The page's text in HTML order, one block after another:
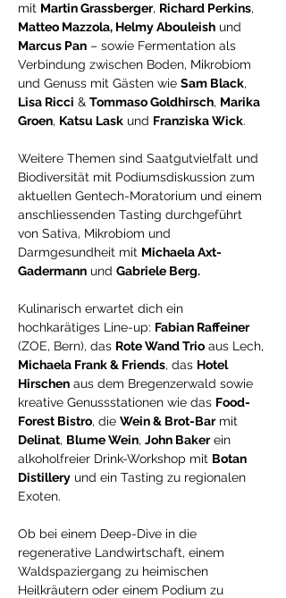
mit Martin Grassberger, Richard Perkins,
Matteo Mazzola, Helmy Abouleish und
Marcus Pan – sowie Fermentation als
Verbindung zwischen Boden, Mikrobiom
und Genuss mit Gästen wie Sam Black,
Lisa Ricci & Tommaso Goldhirsch, Marika
Groen, Katsu Lask und Franziska Wick.
Weitere Themen sind Saatgutvielfalt und
Biodiversität mit Podiumsdiskussion zum
aktuellen Gentech-Moratorium und einem
anschliessenden Tasting durchgeführt
von Sativa, Mikrobiom und
Darmgesundheit mit Michaela Axt-
Gadermann und Gabriele Berg.
Kulinarisch erwartet dich ein
hochkarätiges Line-up: Fabian Raffeiner
(ZOE, Bern), das Rote Wand Trio aus Lech,
Michaela Frank & Friends, das Hotel
Hirschen aus dem Bregenzerwald sowie
kreative Genussstationen wie das Food-
Forest Bistro, die Wein & Brot-Bar mit
Delinat, Blume Wein, John Baker ein
alkoholfreier Drink-Workshop mit Botan
Distillery und ein Tasting zu regionalen
Exoten.
Ob bei einem Deep-Dive in die
regenerative Landwirtschaft, einem
Waldspaziergang zu heimischen
Heilkräutern oder einem Podium zu